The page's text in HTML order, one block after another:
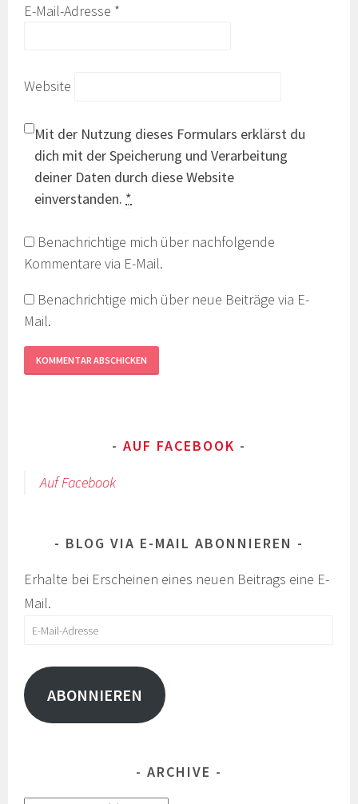
E-Mail-Adresse *
Website
Mit der Nutzung dieses Formulars erklärst du
dich mit der Speicherung und Verarbeitung
deiner Daten durch diese Website
einverstanden. *
Benachrichtige mich über nachfolgende
Kommentare via E-Mail.
Benachrichtige mich über neue Beiträge via E-
Mail.
AUF FACEBOOK
Auf Facebook
BLOG VIA E-MAIL ABONNIEREN
Erhalte bei Erscheinen eines neuen Beitrags eine E-
Mail.
E-
Adresse
ABONNIEREN
ARCHIVE